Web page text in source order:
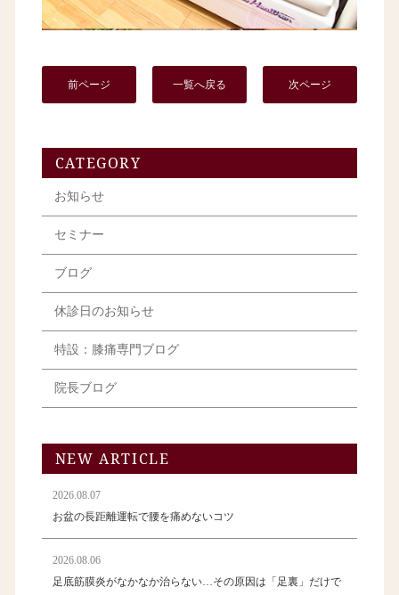
前ページ 一覧へ戻る 次ページ
CATEGORY
お知らせ
セミナー
ブログ
休診日のお知らせ
特設：膝痛専門ブログ
院長ブログ
NEW ARTICLE
2026.08.07
お盆の長距離運転で腰を痛めないコツ
2026.08.06
足底筋膜炎がなかなか治らない…その原因は「足裏」だけで